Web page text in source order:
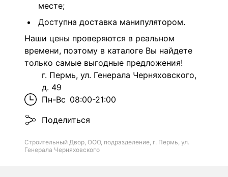
месте;
Доступна доставка манипулятором.
Наши цены проверяются в реальном
времени, поэтому в каталоге Вы найдете
только самые выгодные предложения!
г. Пермь, ул. Генерала Черняховского,
д. 49
Пн-Вс 08:00-21:00
Поделиться
Строительный Двор, ООО, подразделение, г. Пермь, ул.
Генерала Черняховского